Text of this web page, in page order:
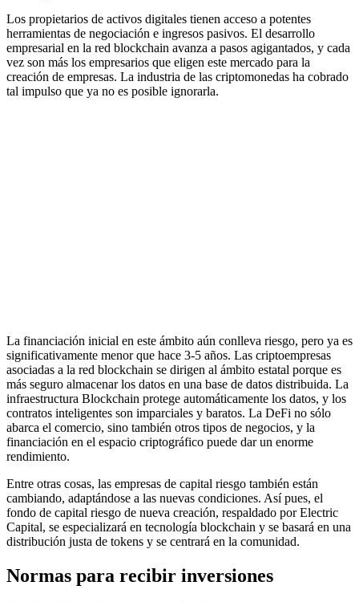
Los propietarios de activos digitales tienen acceso a potentes
herramientas de negociación e ingresos pasivos. El desarrollo
empresarial en la red blockchain avanza a pasos agigantados, y cada
vez son más los empresarios que eligen este mercado para la
creación de empresas. La industria de las criptomonedas ha cobrado
tal impulso que ya no es posible ignorarla.
La financiación inicial en este ámbito aún conlleva riesgo, pero ya es
significativamente menor que hace 3-5 años. Las criptoempresas
asociadas a la red blockchain se dirigen al ámbito estatal porque es
más seguro almacenar los datos en una base de datos distribuida. La
infraestructura Blockchain protege automáticamente los datos, y los
contratos inteligentes son imparciales y baratos. La DeFi no sólo
abarca el comercio, sino también otros tipos de negocios, y la
financiación en el espacio criptográfico puede dar un enorme
rendimiento.
Entre otras cosas, las empresas de capital riesgo también están
cambiando, adaptándose a las nuevas condiciones. Así pues, el
fondo de capital riesgo de nueva creación, respaldado por Electric
Capital, se especializará en tecnología blockchain y se basará en una
distribución justa de tokens y se centrará en la comunidad.
Normas para recibir inversiones